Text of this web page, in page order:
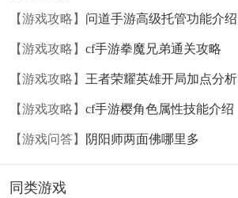
【游戏攻略】 问道手游高级托管功能介绍
【游戏攻略】 cf手游拳魔兄弟通关攻略
【游戏攻略】 王者荣耀英雄开局加点分析
【游戏攻略】 cf手游樱角色属性技能介绍
【游戏问答】 阴阳师两面佛哪里多
同类游戏